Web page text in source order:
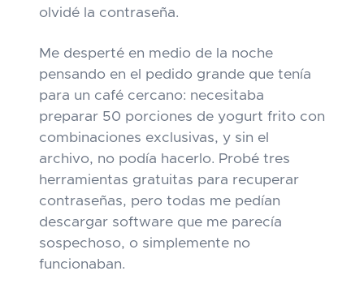
olvidé la contraseña.
Me desperté en medio de la noche
pensando en el pedido grande que tenía
para un café cercano: necesitaba
preparar 50 porciones de yogurt frito con
combinaciones exclusivas, y sin el
archivo, no podía hacerlo. Probé tres
herramientas gratuitas para recuperar
contraseñas, pero todas me pedían
descargar software que me parecía
sospechoso, o simplemente no
funcionaban.